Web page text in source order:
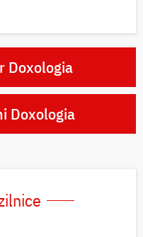
Doxologia
Doxologia